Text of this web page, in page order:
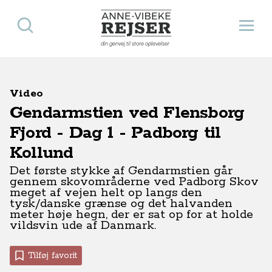
Anne-Vibeke Rejser
din genvej til store oplevelser
Åbn
Søg
Video
Gendarmstien ved Flensborg
Fjord - Dag 1 - Padborg til
Kollund
Det første stykke af Gendarmstien går
gennem skovområderne ved Padborg Skov
meget af vejen helt op langs den
tysk/danske grænse og det halvanden
meter høje hegn, der er sat op for at holde
vildsvin ude af Danmark.
Tilføj favorit